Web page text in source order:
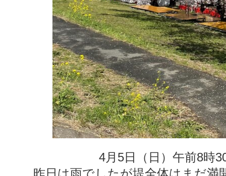
4月5日（日）午前8時
昨日は雨でしたが堤全体はまだ満